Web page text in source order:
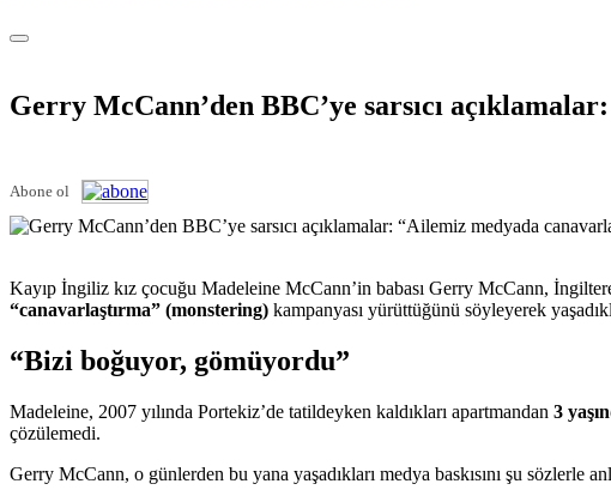
Gerry McCann’den BBC’ye sarsıcı
Abone ol
Kayıp İngiliz kız çocuğu Madeleine McCann’in babası Gerry McCann,
“canavarlaştırma” (monstering) kampanyası yürüttüğünü söyleyerek
“Bizi boğuyor, gömüyordu”
Madeleine, 2007 yılında Portekiz’de tatildeyken kaldıkları apartmandan 3
çözülemedi.
Gerry McCann, o günlerden bu yana yaşadıkları medya baskısını şu sözlerle